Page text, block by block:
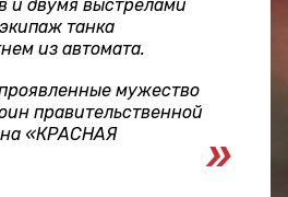
и двумя выстрелами
танка
из автомата.
мужество
правительственной
«КРАСНАЯ